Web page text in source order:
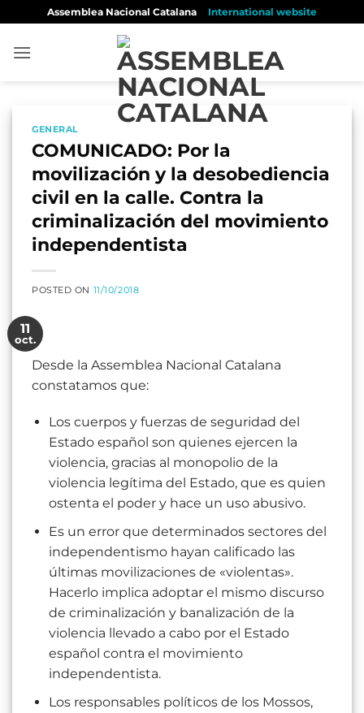
content
Assemblea Nacional Catalana International website
GENERAL
COMUNICADO: Por la
movilización y la desobediencia
civil en la calle. Contra la
criminalización del movimiento
independentista
POSTED ON 11/10/2018
11
oct.
Desde la Assemblea Nacional Catalana
constatamos que:
Los cuerpos y fuerzas de seguridad del
Estado español son quienes ejercen la
violencia, gracias al monopolio de la
violencia legítima del Estado, que es quien
ostenta el poder y hace un uso abusivo.
Es un error que determinados sectores del
independentismo hayan calificado las
últimas movilizaciones de «violentas».
Hacerlo implica adoptar el mismo discurso
de criminalización y banalización de la
violencia llevado a cabo por el Estado
español contra el movimiento
independentista.
Los responsables políticos de los Mossos,